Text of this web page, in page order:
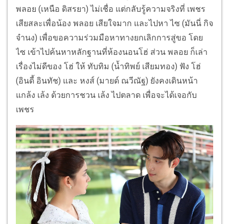
พลอย (เหนือ ดิสรยา) ไม่เชื่อ แต่กลับรู้ความจริงที่ เพชร
เสียสละเพื่อน้อง พลอย เสียใจมาก และไปหา ไซ (มันนี่ กิจ
จำนง) เพื่อขอความร่วมมือหาทางยกเลิกการสู่ขอ โดย
ไซ เข้าไปค้นหาหลักฐานที่ห้องนอนโฮ่ ส่วน พลอย ก็เล่า
เรื่องไม่ดีของ โฮ่ ให้ ทับทิม (น้ำทิพย์ เสียมทอง) ฟัง โฮ่
(อินดี้ อินทัช) และ หงส์ (มายด์ ณวีณัฐ) ยังคงเดินหน้า
แกล้ง เล้ง ด้วยการชวน เล้ง ไปตลาด เพื่อจะได้เจอกับ
เพชร